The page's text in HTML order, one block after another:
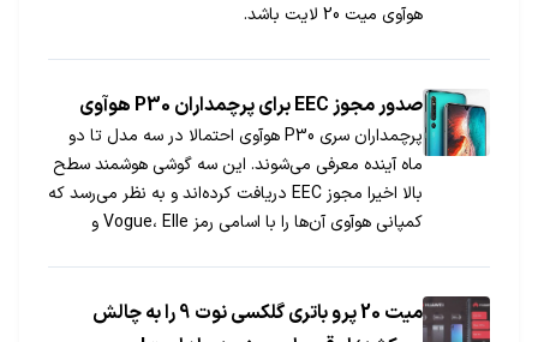
هوآوی میت 20 لایت باشد.
صدور مجوز EEC برای پرچمداران P30 هوآوی
پرچمداران سری P30 هوآوی احتمالا در سه مدل تا دو
ماه آینده معرفی می‌شوند. این سه گوشی هوشمند سطح
بالا اخیرا مجوز EEC دریافت کرده‌اند و به نظر می‌رسد که
کمپانی هوآوی آن‌ها را با اسامی رمز Vogue، Elle و
میت 20 پرو باتری گلکسی نوت 9 را به چالش